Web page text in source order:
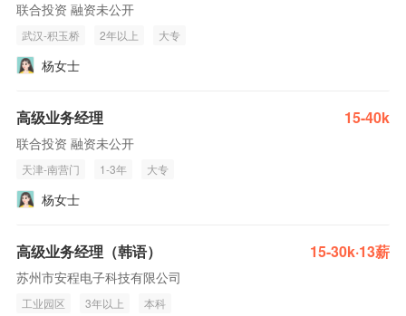
联合投资 融资未公开
武汉-积玉桥 2年以上 大专
杨女士
高级业务经理 15-40k
联合投资 融资未公开
天津-南营门 1-3年 大专
杨女士
高级业务经理（韩语） 15-30k·13薪
苏州市安程电子科技有限公司
工业园区 3年以上 本科